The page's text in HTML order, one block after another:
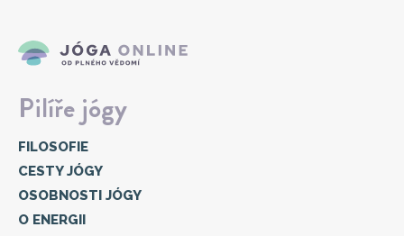
Pilíře jógy
FILOSOFIE
CESTY JÓGY
OSOBNOSTI JÓGY
O ENERGII